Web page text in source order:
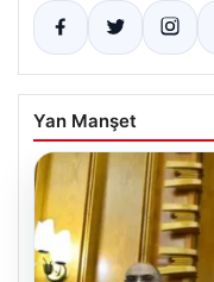
Yan Manşet